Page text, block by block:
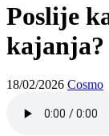
Poslije
kajanja?
18/02/2026 Cosmo